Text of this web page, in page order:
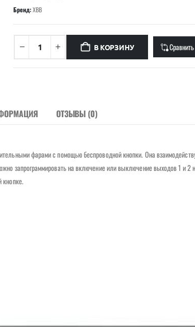
Бренд:XBB
В КОРЗИНУ Сравнить
ОТЗЫВЫ (0)
фарами с помощью беспроводной кнопки. Она
запрограммировать на включение или выключение выходов 1 и 2
кнопке.